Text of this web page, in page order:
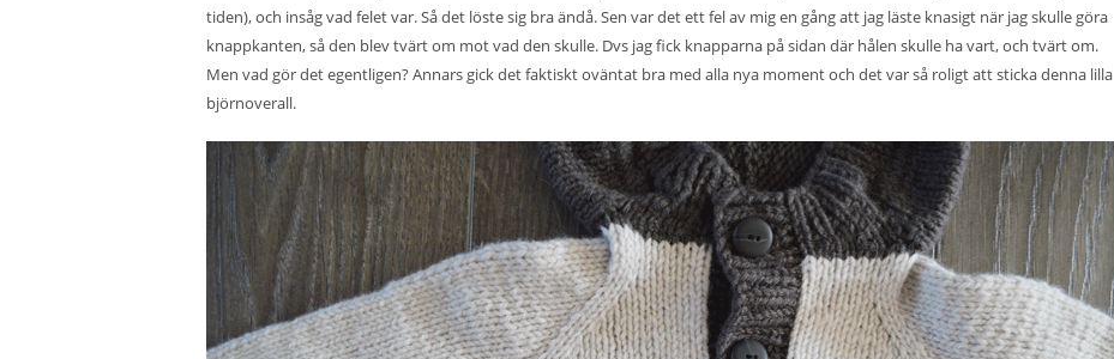
tiden), och insåg vad felet var. Så det löste sig bra ändå. Sen var det ett fel av mig en gång att jag läste knasigt när jag skulle göra
knappkanten, så den blev tvärt om mot vad den skulle. Dvs jag fick knapparna på sidan där hålen skulle ha vart, och tvärt om.
Men vad gör det egentligen? Annars gick det faktiskt oväntat bra med alla nya moment och det var så roligt att sticka denna lilla
björnoverall.